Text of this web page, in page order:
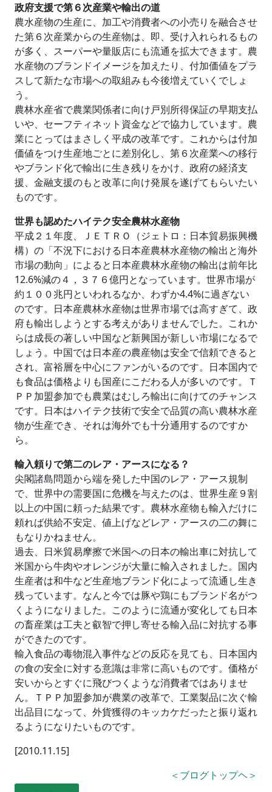
政府支援で第６次産業や輸出の道
農水産物の生産に、加工や消費者への小売りを融合させ
た第６次産業からの生産物は、即、受け入れられるもの
が多く、スーパーや量販店にも流通を拡大できます。農
水産物のブランドイメージを加えたり、付加価値をプラ
スして新たな市場への取組みも今後増えていくでしょ
う。
農林水産省で農業関係者に向け戸別所得保証の早期支払
いや、セーフティネット資金などで協力しています。農
業にとってはまさしく平成の改革です。これからは付加
価値をつけ生産地ごとに差別化し、第６次産業への移行
やブランド化で輸出に生き残りをかけ、政府の経済支
援、金融支援のもと改革に向け発展を遂げてもらいたい
ものです。
世界も認めたハイテク安全農林水産物
平成２１年度、ＪＥＴＲＯ（ジェトロ：日本貿易振興機
構）の「不況下における日本産農林水産物の輸出と海外
市場の動向」によると日本産農林水産物の輸出は前年比
12.6%減の４，３７６億円となっています。世界市場が
約１００兆円といわれるなか、わずか4.4%に過ぎない
のです。日本産農林水産物は世界市場では高すぎて、政
府も輸出しようとする考えがありませんでした。これか
らは成長の著しい中国など新興国が新しい市場になるで
しょう。中国では日本産の農産物は安全で信頼できると
され、富裕層を中心にファンがいるのです。日本国内で
も食品は価格よりも国産にこだわる人が多いのです。Ｔ
ＰＰ加盟参加でも農業はむしろ輸出に向けてのチャンス
です。日本はハイテク技術で安全で品質の高い農林水産
物が生産でき、それは海外でも十分通用するのですか
ら。
輸入頼りで第二のレア・アースになる？
尖閣諸島問題から端を発した中国のレア・アース規制
で、世界中の需要国に危機を与えたのは、世界生産９割
以上の中国に頼った結果です。農林水産物も輸入だけに
頼れば供給不安定、値上げなどレア・アースの二の舞に
もなりかねません。
過去、日米貿易摩擦で米国への日本の輸出車に対抗して
米国から牛肉やオレンジが大量に輸入されました。国内
生産者は和牛など生産地ブランド化によって流通し生き
残っています。なんと今では豚や鶏にもブランド名がつ
くようになりました。このように流通が変化しても日本
の畜産業は工夫と叡智で押し寄せる輸入品に対抗する事
ができたのです。
輸入食品の毒物混入事件などの反応を見ても、日本国内
の食の安全に対する意識は非常に高いものです。価格が
安いからとすぐに飛びつくような消費者ではありませ
ん。ＴＰＰ加盟参加が農業の改革で、工業製品に次ぐ輸
出品目になって、外貨獲得のキッカケだったと振り返れ
るようになりたいものです。
[2010.11.15]
＜ブログトップヘ＞